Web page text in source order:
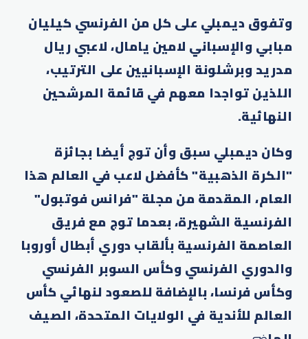
وتفوق ديمبلي على كل من الفرنسي كيليان
مبابي والإسباني لامين يامال، لاعبي ريال
مدريد وبرشلونة الإسبانيين على الترتيب،
اللذين تواجدا معهم في قائمة المرشحين
النهائية.
وكان ديمبلي سبق وأن توج أيضا بجائزة
"الكرة الذهبية" كأفضل لاعب في العالم هذا
العام، المقدمة من مجلة "فرانس فوتبول"
الفرنسية الشهيرة، بعدما توج مع فريق
العاصمة الفرنسية بألقاب دوري أبطال أوروبا
والدوري الفرنسي وكأس السوبر الفرنسي
وكأس فرنسا، بالإضافة للصعود لنهائي كأس
العالم للأندية في الولايات المتحدة، الصيف